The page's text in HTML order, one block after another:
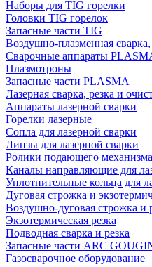
Наборы для TIG горелки
Головки TIG горелок
Запасные части TIG
Воздушно-плазменная сварка,
Сварочные аппараты
Плазмотроны
Запасные части PLASMA
Лазерная сварка, резка и
Аппараты лазерной сварки
Горелки лазерные
Сопла для лазерной сварки
Линзы для лазерной сварки
Ролики подающего механизма
Каналы направляющие для
Уплотнительные кольца для
Дуговая строжка и
Воздушно-дуговая строжка и
Экзотермическая резка
Подводная сварка и резка
Запасные части ARC
Газосварочное оборудование